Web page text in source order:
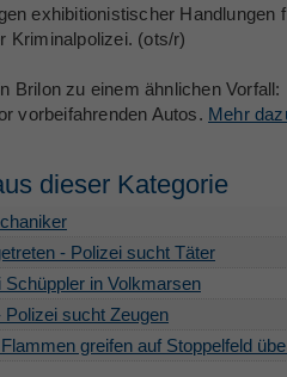
exhibitionistischer Handlungen
Kriminalpolizei. (ots/r)
Brilon zu einem ähnlichen Vorfall:
vorbeifahrenden Autos. Mehr
dieser Kategorie
- Polizei sucht Täter
in Volkmarsen
Polizei sucht Zeugen
greifen auf Stoppelfeld